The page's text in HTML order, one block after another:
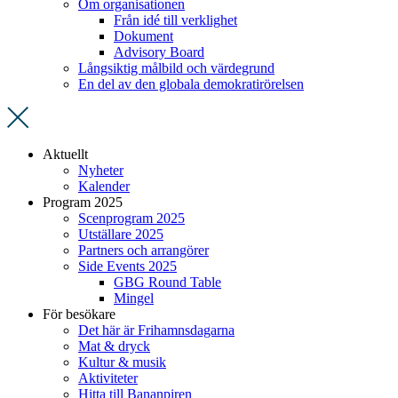
Om organisationen
Från idé till verklighet
Dokument
Advisory Board
Långsiktig målbild och värdegrund
En del av den globala demokratirörelsen
Aktuellt
Nyheter
Kalender
Program 2025
Scenprogram 2025
Utställare 2025
Partners och arrangörer
Side Events 2025
GBG Round Table
Mingel
För besökare
Det här är Frihamnsdagarna
Mat & dryck
Kultur & musik
Aktiviteter
Hitta till Bananpiren